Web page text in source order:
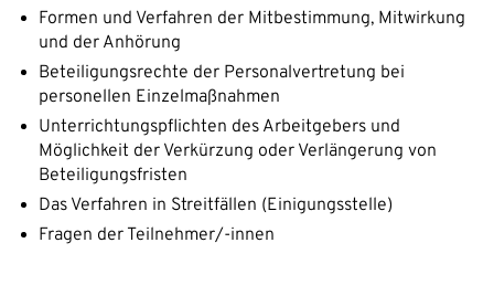
Formen und Verfahren der Mitbestimmung, Mitwirkung
und der Anhörung
Beteiligungsrechte der Personalvertretung bei
personellen Einzelmaßnahmen
Unterrichtungspflichten des Arbeitgebers und
Möglichkeit der Verkürzung oder Verlängerung von
Beteiligungsfristen
Das Verfahren in Streitfällen (Einigungsstelle)
Fragen der Teilnehmer/-innen